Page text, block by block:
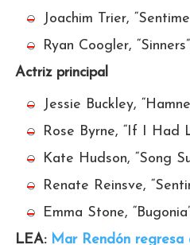
Joachim Trier,
Ryan Coogler, “Sinners”
Actriz principal
Jessie Buckley,
Rose Byrne, “If I Had
Kate Hudson, “Song
Renate Reinsve,
Emma Stone,
LEA: Mar Rendón